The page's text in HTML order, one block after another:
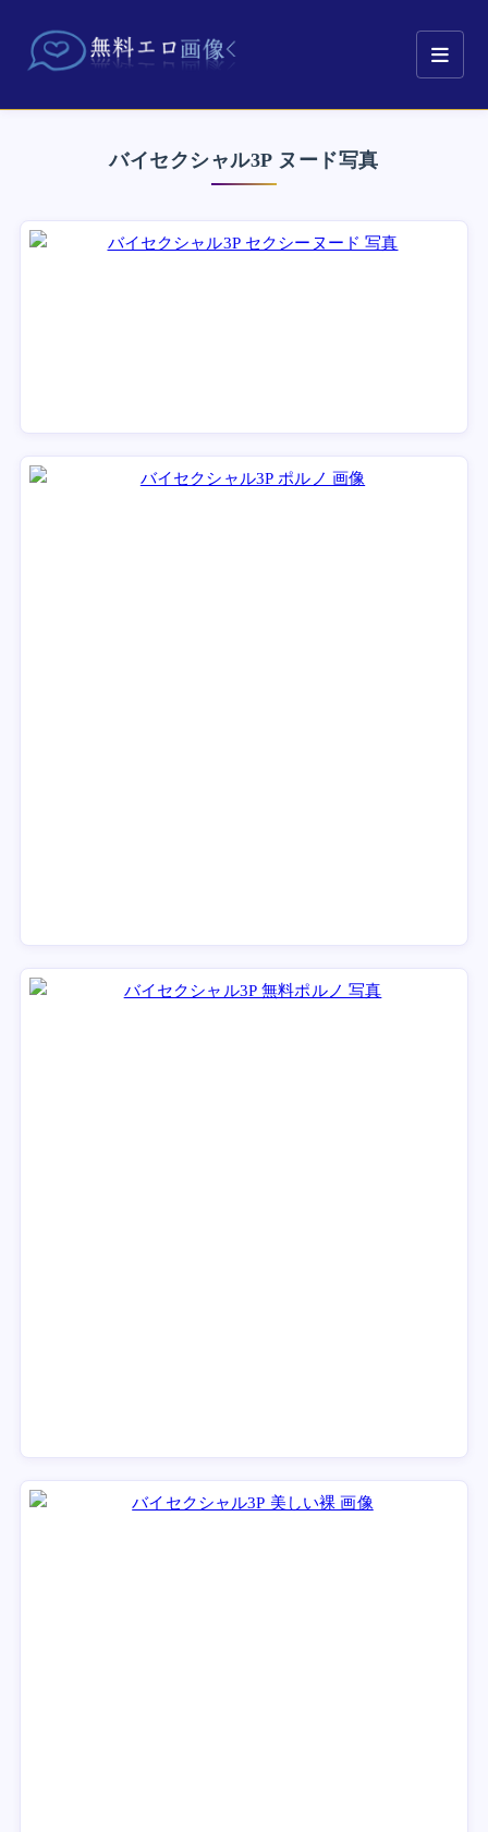
バイセクシャル3P ヌード写真